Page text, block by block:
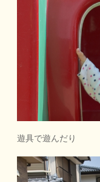
遊具で遊んだり